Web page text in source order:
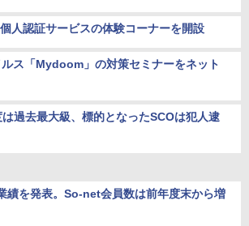
人認証サービスの体験コーナーを開設
ス「Mydoom」の対策セミナーをネット
過去最大級、標的となったSCOは犯人逮
績を発表。So-net会員数は前年度末から増